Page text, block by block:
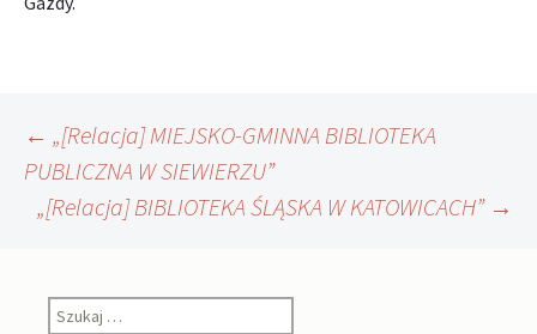
Nawigacja
wpisu
← „[Relacja] MIEJSKO-GMINNA BIBLIOTEKA
PUBLICZNA W SIEWIERZU”
„[Relacja] BIBLIOTEKA ŚLĄSKA W KATOWICACH” →
Szukaj: